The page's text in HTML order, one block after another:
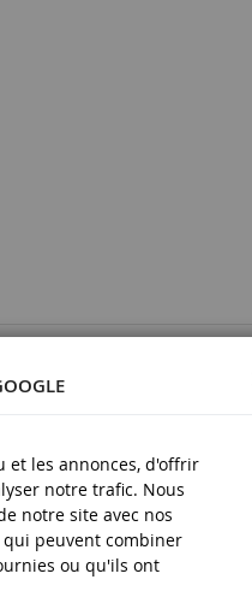
et les annonces, d'offrir
notre trafic. Nous
notre site avec nos
peuvent combiner
ou qu'ils ont